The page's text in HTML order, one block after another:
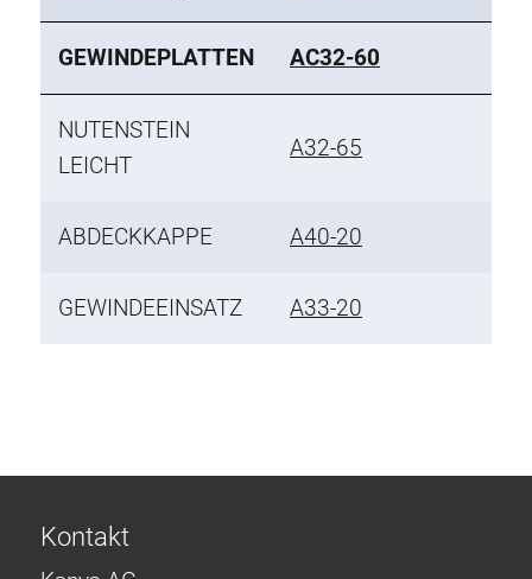
GEWINDEPLATTEN AC32-60
NUTENSTEIN
LEICHT
A32-65
ABDECKKAPPE A40-20
GEWINDEEINSATZ A33-20
Kontakt